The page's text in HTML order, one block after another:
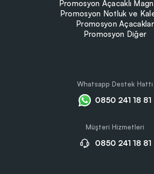
Promosyon Açacaklı
Promosyon Notluk ve
Promosyon Açacaklar
Promosyon Diğer
Whatsapp Destek Hattı
0850 241 18 81
Müşteri Hizmetleri
0850 241 18 81